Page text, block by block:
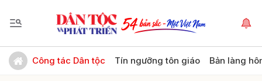
Công tác Dân tộc Tín ngưỡng tôn giáo Bản làng
Gửi bình luận